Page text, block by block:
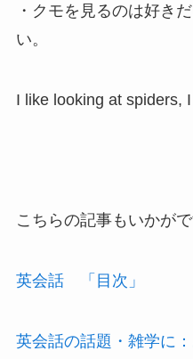
・クモを見るのは好き
い。
I like looking at spiders,
こちらの記事もいかがで
英会話 「目次」
英会話の話題・雑学に